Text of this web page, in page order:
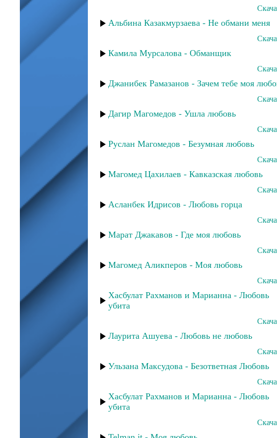
Альбина Казакмурзаева - Не обмани меня
Камила Мурсалова - Обманщик
Джанибек Рамазанов - Зачем тебе моя
Дагир Магомедов - Ушла любовь
Руслан Магомедов - Безумная любовь
Магомед Цахилаев - Кавказская любовь
Асланбек Идрисов - Любовь горца
Марат Джакавов - Где моя любовь
Магомед Аликперов - Моя любовь
Хасбулат Рахманов и Марианна - Любовь
убита
Лаурита Ашуева - Любовь не любовь
Ульзана Максудова - Безответная Любовь
Хасбулат Рахманов и Марианна - Любовь
убита